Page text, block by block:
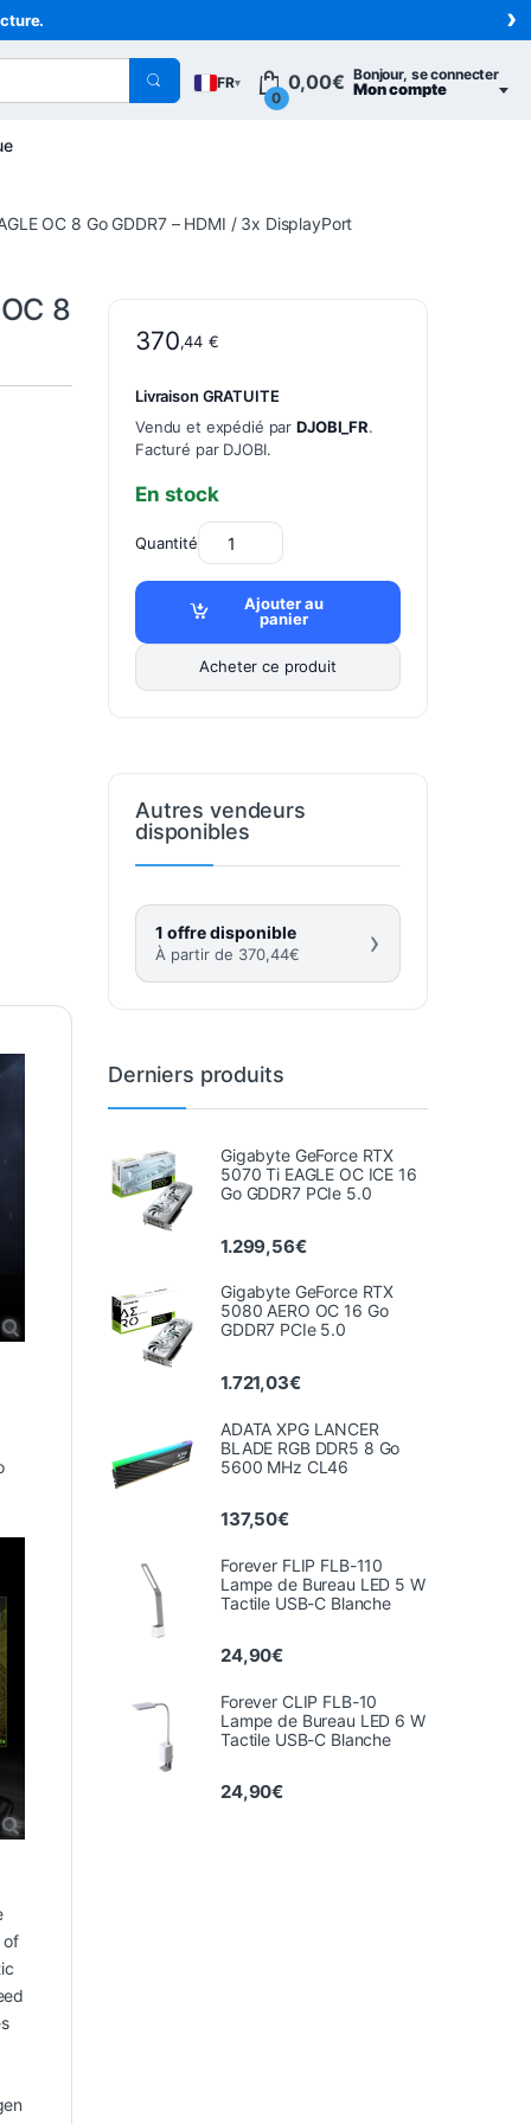
›
FR▾ Bonjour, se connecter
Mon compte
0
0,00€
OC 8 Go GDDR7 – HDMI / 3x DisplayPort
8
of
370,44 €
Livraison GRATUITE
Vendu et expédié parDJOBI_FR.
Facturé par DJOBI.
En stock
Quantité
Ajouter au
panier
Acheter ce produit
Autres vendeurs
disponibles
1 offre disponible
À partir de 370,44€ ›
Derniers produits
Gigabyte GeForce RTX
5070 Ti EAGLE OC ICE 16
Go GDDR7 PCIe 5.0
1.299,56€
Gigabyte GeForce RTX
5080 AERO OC 16 Go
GDDR7 PCIe 5.0
1.721,03€
ADATA XPG LANCER
BLADE RGB DDR5 8 Go
5600 MHz CL46
137,50€
Forever FLIP FLB-110
Lampe de Bureau LED 5 W
Tactile USB-C Blanche
24,90€
Forever CLIP FLB-10
Lampe de Bureau LED 6 W
Tactile USB-C Blanche
24,90€